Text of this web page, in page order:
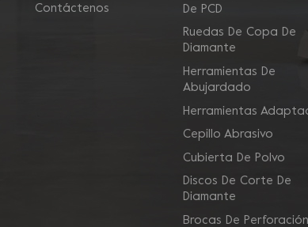
Contáctenos
De PCD
Ruedas De Copa De
Diamante
Herramientas De
Abujardado
Herramientas
Cepillo Abrasivo
Cubierta De Polvo
Discos De Corte De
Diamante
Brocas De Perforación